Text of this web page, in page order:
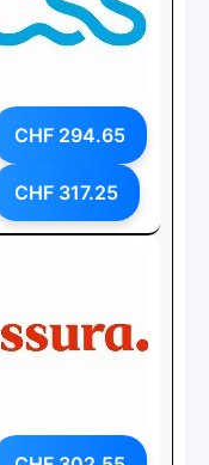
CHF 294.65
CHF 317.25